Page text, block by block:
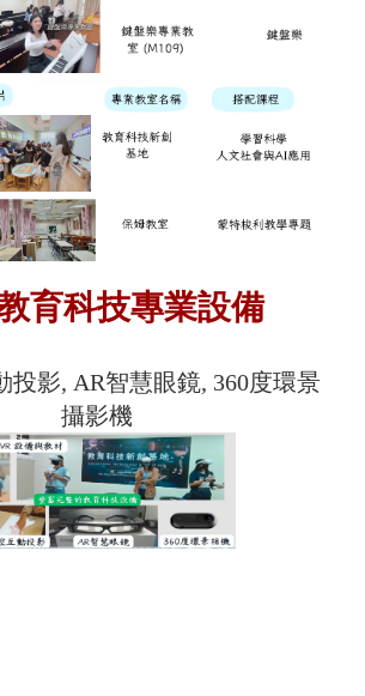
育科技專業設備
投影, AR智慧眼鏡, 360度環景
攝影機